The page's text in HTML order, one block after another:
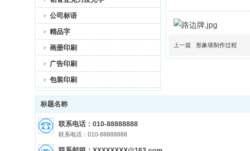
公司标语
精品字
画册印刷
广告印刷
包装印刷
上一篇 形象墙制作过程
标题名称
联系电话：010-88888888
联系电话：010-88888888